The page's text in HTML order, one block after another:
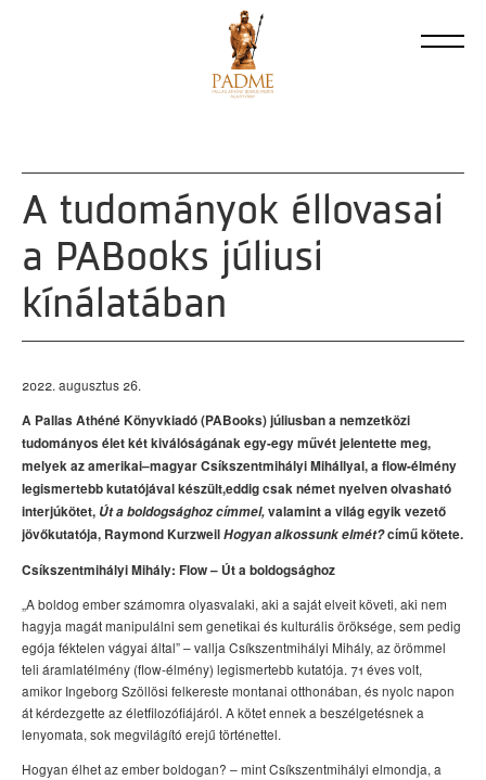
A tudományok éllovasai
a PABooks júliusi
kínálatában
2022. augusztus 26.
A Pallas Athéné Könyvkiadó (PABooks) júliusban a nemzetközi
tudományos élet két kiválóságának egy-egy művét jelentette meg,
melyek az amerikai–magyar Csíkszentmihályi Mihállyal, a flow-élmény
legismertebb kutatójával készült,eddig csak német nyelven olvasható
interjúkötet, Út a boldogsághoz címmel,valamint a világ egyik vezető
jövőkutatója, Raymond KurzweilHogyan alkossunk elmét?című kötete.
Csíkszentmihályi Mihály: Flow – Út a boldogsághoz
„A boldog ember számomra olyasvalaki, aki a saját elveit követi, aki nem
hagyja magát manipulálni sem genetikai és kulturális öröksége, sem pedig
egója féktelen vágyai által” – vallja Csíkszentmihályi Mihály, az örömmel
teli áramlatélmény (flow-élmény) legismertebb kutatója. 71 éves volt,
amikor Ingeborg Szöllösi felkereste montanai otthonában, és nyolc napon
át kérdezgette az életfilozófiájáról. A kötet ennek a beszélgetésnek a
lenyomata, sok megvilágító erejű történettel.
Hogyan élhet az ember boldogan? ­– mint Csíkszentmihályi elmondja, a